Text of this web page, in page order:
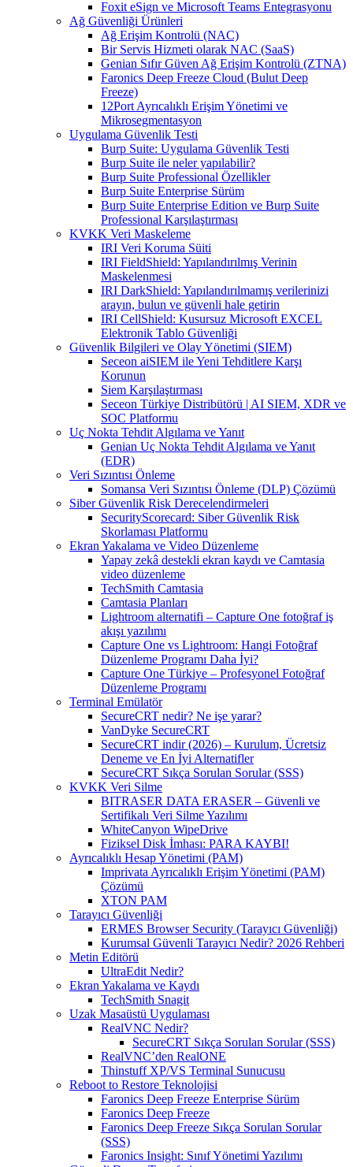
Foxit eSign ve Microsoft Teams Entegrasyonu
Ağ Güvenliği Ürünleri
Ağ Erişim Kontrolü (NAC)
Bir Servis Hizmeti olarak NAC (SaaS)
Genian Sıfır Güven Ağ Erişim Kontrolü (ZTNA)
Faronics Deep Freeze Cloud (Bulut Deep
Freeze)
12Port Ayrıcalıklı Erişim Yönetimi ve
Mikrosegmentasyon
Uygulama Güvenlik Testi
Burp Suite: Uygulama Güvenlik Testi
Burp Suite ile neler yapılabilir?
Burp Suite Professional Özellikler
Burp Suite Enterprise Sürüm
Burp Suite Enterprise Edition ve Burp Suite
Professional Karşılaştırması
KVKK Veri Maskeleme
IRI Veri Koruma Süiti
IRI FieldShield: Yapılandırılmış Verinin
Maskelenmesi
IRI DarkShield: Yapılandırılmamış verilerinizi
arayın, bulun ve güvenli hale getirin
IRI CellShield: Kusursuz Microsoft EXCEL
Elektronik Tablo Güvenliği
Güvenlik Bilgileri ve Olay Yönetimi (SIEM)
Seceon aiSIEM ile Yeni Tehditlere Karşı
Korunun
Siem Karşılaştırması
Seceon Türkiye Distribütörü | AI SIEM, XDR ve
SOC Platformu
Uç Nokta Tehdit Algılama ve Yanıt
Genian Uç Nokta Tehdit Algılama ve Yanıt
(EDR)
Veri Sızıntısı Önleme
Somansa Veri Sızıntısı Önleme (DLP) Çözümü
Siber Güvenlik Risk Derecelendirmeleri
SecurityScorecard: Siber Güvenlik Risk
Skorlaması Platformu
Ekran Yakalama ve Video Düzenleme
Yapay zekâ destekli ekran kaydı ve Camtasia
video düzenleme
TechSmith Camtasia
Camtasia Planları
Lightroom alternatifi – Capture One fotoğraf iş
akışı yazılımı
Capture One vs Lightroom: Hangi Fotoğraf
Düzenleme Programı Daha İyi?
Capture One Türkiye – Profesyonel Fotoğraf
Düzenleme Programı
Terminal Emülatör
SecureCRT nedir? Ne işe yarar?
VanDyke SecureCRT
SecureCRT indir (2026) – Kurulum, Ücretsiz
Deneme ve En İyi Alternatifler
SecureCRT Sıkça Sorulan Sorular (SSS)
KVKK Veri Silme
BITRASER DATA ERASER – Güvenli ve
Sertifikalı Veri Silme Yazılımı
WhiteCanyon WipeDrive
Fiziksel Disk İmhası: PARA KAYBI!
Ayrıcalıklı Hesap Yönetimi (PAM)
Imprivata Ayrıcalıklı Erişim Yönetimi (PAM)
Çözümü
XTON PAM
Tarayıcı Güvenliği
ERMES Browser Security (Tarayıcı Güvenliği)
Kurumsal Güvenli Tarayıcı Nedir? 2026 Rehberi
Metin Editörü
UltraEdit Nedir?
Ekran Yakalama ve Kaydı
TechSmith Snagit
Uzak Masaüstü Uygulaması
RealVNC Nedir?
SecureCRT Sıkça Sorulan Sorular (SSS)
RealVNC’den RealONE
Thinstuff XP/VS Terminal Sunucusu
Reboot to Restore Teknolojisi
Faronics Deep Freeze Enterprise Sürüm
Faronics Deep Freeze
Faronics Deep Freeze Sıkça Sorulan Sorular
(SSS)
Faronics Insight: Sınıf Yönetimi Yazılımı